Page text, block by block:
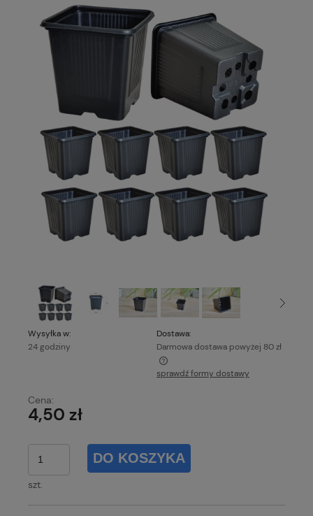
Wysyłka w:
24 godziny
Dostawa:
Darmowa dostawa powyżej 80 zł
Każde zamówienie o wartości powyżej 80 zł wysyłamy
sprawdź formy dostawy
Cena:
4,50 zł
szt.
DO KOSZYKA